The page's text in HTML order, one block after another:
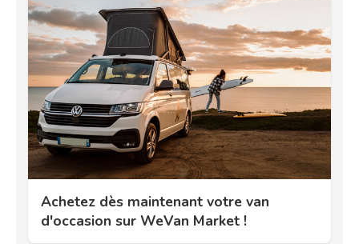
Achetez dès maintenant votre van
d'occasion sur WeVan Market !